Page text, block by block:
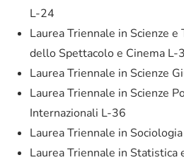
L-24
Laurea Triennale in Scienze
dello Spettacolo e Cinema L-3
Laurea Triennale in Scienze
Laurea Triennale in Scienze
Internazionali L-36
Laurea Triennale in
Laurea Triennale in Statistica